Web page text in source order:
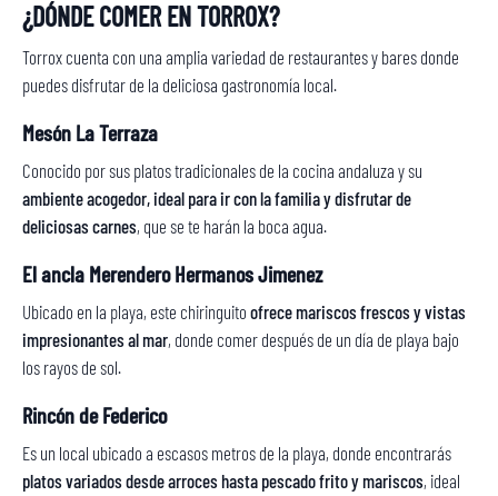
¿DÓNDE COMER EN TORROX?
Torrox cuenta con una amplia variedad de restaurantes y bares donde
puedes disfrutar de la deliciosa gastronomía local.
Mesón La Terraza
Conocido por sus platos tradicionales de la cocina andaluza y su
ambiente acogedor, ideal para ir con la familia y disfrutar de
deliciosas carnes, que se te harán la boca agua.
El ancla Merendero Hermanos Jimenez
Ubicado en la playa, este chiringuito ofrece mariscos frescos y vistas
impresionantes al mar, donde comer después de un día de playa bajo
los rayos de sol.
Rincón de Federico
Es un local ubicado a escasos metros de la playa, donde encontrarás
platos variados desde arroces hasta pescado frito y mariscos, ideal